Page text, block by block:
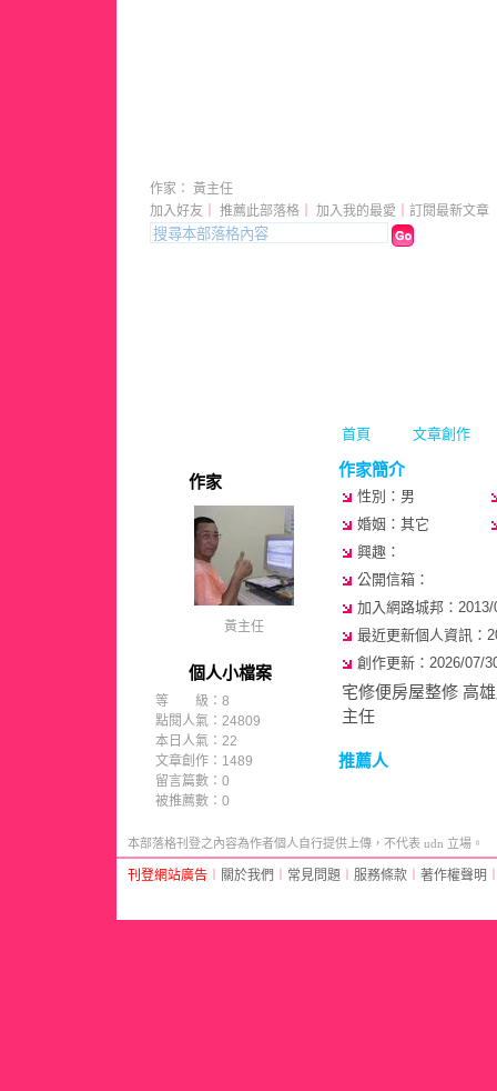
首頁 文章創作
加入好友 推薦此部落格 加入我的最愛 訂閱最新文章
作家： 黃主任
作家
黃主任
個人小檔案
等 級：8
點閱人氣：24809
本日人氣：22
文章創作：1489
留言篇數：0
被推薦數： 0
作家簡介
性別：男
婚姻：其它
興趣：
公開信箱：
加入網路城邦：
最近更新個人資訊：
創作更新：2026/07/
宅修便房屋整修 高
主任
推薦人
本部落格刊登之內容為作者個人自行提供上傳，不代表 udn 立場。
刊登網站廣告 關於我們 常見問題 服務條款 著作權聲明